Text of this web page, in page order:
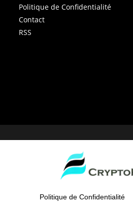
Politique de Confidentialité
Contact
RSS
Politique de Confidentialité